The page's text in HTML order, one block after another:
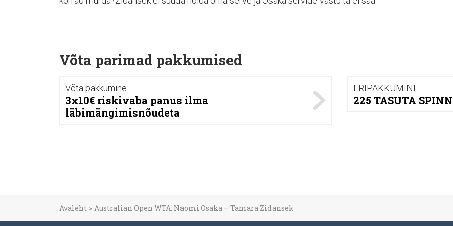
Võta parimad pakkumised
Võta pakkumine
3x10€ riskivaba panus ilma
läbimängimisnõudeta
ERIPAKKUMINE
225 TASUTA
Avaleht > Australian Open WTA: Naomi Osaka – Tamara Zidansek